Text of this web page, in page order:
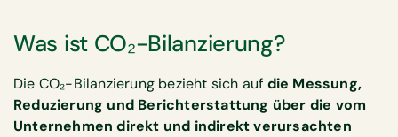
Was ist CO₂-Bilanzierung?
Die CO₂-Bilanzierung bezieht sich auf die Messung,
Reduzierung und Berichterstattung über die vom
Unternehmen direkt und indirekt verursachten